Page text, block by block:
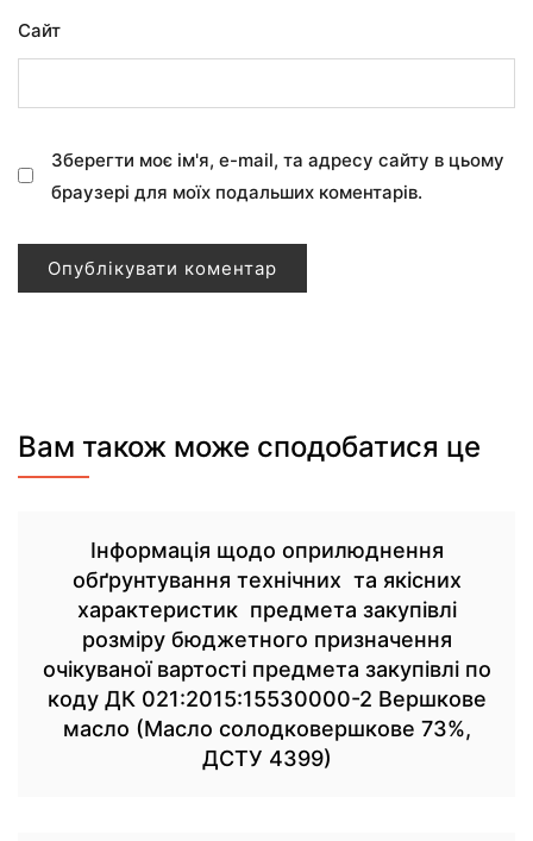
Сайт
Зберегти моє ім'я, e-mail, та адресу сайту в цьому
браузері для моїх подальших коментарів.
Вам також може сподобатися це
Інформація щодо оприлюднення
обґрунтування технічних та якісних
характеристик предмета закупівлі
розміру бюджетного призначення
очікуваної вартості предмета закупівлі по
коду ДК 021:2015:15530000-2 Вершкове
масло (Масло солодковершкове 73%,
ДСТУ 4399)